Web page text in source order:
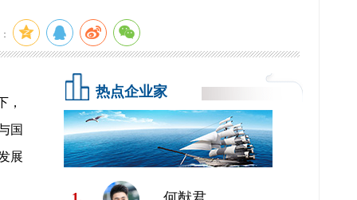
，
国
展
热点企业家